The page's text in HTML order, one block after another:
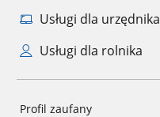
Usługi dla urzędnika
Usługi dla rolnika
Profil zaufany